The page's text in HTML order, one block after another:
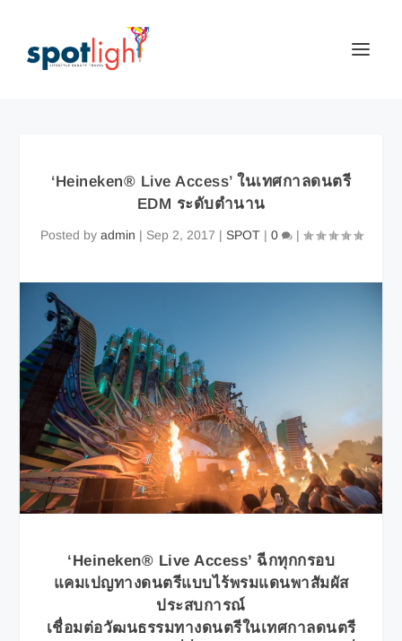
‘Heineken® Live Access’ ในเทศกาลดนตรี
EDM ระดับตำนาน
Posted by admin | Sep 2, 2017 | SPOT| 0 |
‘Heineken® Live Access’ ฉีกทุกกรอบ
แคมเปญทางดนตรีแบบไร้พรมแดนพาสัมผัส
ประสบการณ์
เชื่อมต่อวัฒนธรรมทางดนตรีในเทศกาลดนตรี